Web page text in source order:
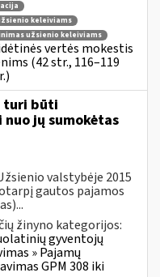
keleiviams
užsienio keleiviams
vertės mokestis
(42 str., 116–119
turi būti
jų sumokėtas
valstybėje 2015
gautos pajamos
žinyno kategorijos:
gyventojų
» Pajamų
GPM 308 iki